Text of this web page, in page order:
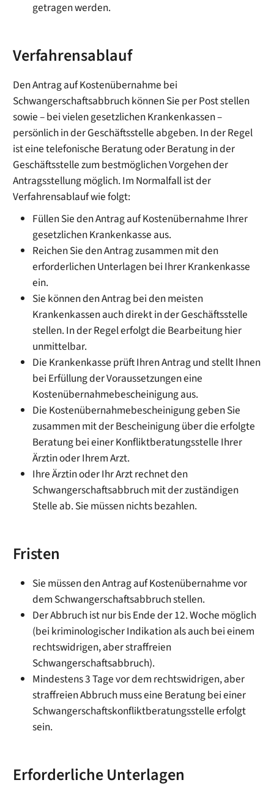
getragen werden.
Verfahrensablauf
Den Antrag auf Kostenübernahme bei
Schwangerschaftsabbruch können Sie per Post stellen
sowie – bei vielen gesetzlichen Krankenkassen –
persönlich in der Geschäftsstelle abgeben. In der Regel
ist eine telefonische Beratung oder Beratung in der
Geschäftsstelle zum bestmöglichen Vorgehen der
Antragsstellung möglich. Im Normalfall ist der
Verfahrensablauf wie folgt:
Füllen Sie den Antrag auf Kostenübernahme Ihrer
gesetzlichen Krankenkasse aus.
Reichen Sie den Antrag zusammen mit den
erforderlichen Unterlagen bei Ihrer Krankenkasse
ein.
Sie können den Antrag bei den meisten
Krankenkassen auch direkt in der Geschäftsstelle
stellen. In der Regel erfolgt die Bearbeitung hier
unmittelbar.
Die Krankenkasse prüft Ihren Antrag und stellt Ihnen
bei Erfüllung der Voraussetzungen eine
Kostenübernahmebescheinigung aus.
Die Kostenübernahmebescheinigung geben Sie
zusammen mit der Bescheinigung über die erfolgte
Beratung bei einer Konfliktberatungsstelle Ihrer
Ärztin oder Ihrem Arzt.
Ihre Ärztin oder Ihr Arzt rechnet den
Schwangerschaftsabbruch mit der zuständigen
Stelle ab. Sie müssen nichts bezahlen.
Fristen
Sie müssen den Antrag auf Kostenübernahme vor
dem Schwangerschaftsabbruch stellen.
Der Abbruch ist nur bis Ende der 12. Woche möglich
(bei kriminologischer Indikation als auch bei einem
rechtswidrigen, aber straffreien
Schwangerschaftsabbruch).
Mindestens 3 Tage vor dem rechtswidrigen, aber
straffreien Abbruch muss eine Beratung bei einer
Schwangerschaftskonfliktberatungsstelle erfolgt
sein.
Erforderliche Unterlagen